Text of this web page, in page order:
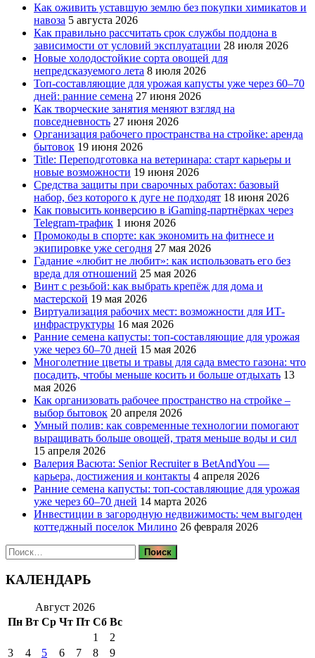
Как оживить уставшую землю без покупки химикатов и
навоза 5 августа 2026
Как правильно рассчитать срок службы поддона в
зависимости от условий эксплуатации 28 июля 2026
Новые холодостойкие сорта овощей для
непредсказуемого лета 8 июля 2026
Топ-составляющие для урожая капусты уже через 60–70
дней: ранние семена 27 июня 2026
Как творческие занятия меняют взгляд на
повседневность 27 июня 2026
Организация рабочего пространства на стройке: аренда
бытовок 19 июня 2026
Title: Переподготовка на ветеринара: старт карьеры и
новые возможности 19 июня 2026
Средства защиты при сварочных работах: базовый
набор, без которого к дуге не подходят 18 июня 2026
Как повысить конверсию в iGaming-партнёрках через
Telegram-трафик 1 июня 2026
Промокоды в спорте: как экономить на фитнесе и
экипировке уже сегодня 27 мая 2026
Гадание «любит не любит»: как использовать его без
вреда для отношений 25 мая 2026
Винт с резьбой: как выбрать крепёж для дома и
мастерской 19 мая 2026
Виртуализация рабочих мест: возможности для ИТ-
инфраструктуры 16 мая 2026
Ранние семена капусты: топ‑составляющие для урожая
уже через 60–70 дней 15 мая 2026
Многолетние цветы и травы для сада вместо газона: что
посадить, чтобы меньше косить и больше отдыхать 13
мая 2026
Как организовать рабочее пространство на стройке –
выбор бытовок 20 апреля 2026
Умный полив: как современные технологии помогают
выращивать больше овощей, тратя меньше воды и сил
15 апреля 2026
Валерия Васюта: Senior Recruiter в BetAndYou —
карьера, достижения и контакты 4 апреля 2026
Ранние семена капусты: топ‑составляющие для урожая
уже через 60–70 дней 14 марта 2026
Инвестиции в загородную недвижимость: чем выгоден
коттеджный поселок Милино 26 февраля 2026
Найти:
КАЛЕНДАРЬ
Август 2026
Пн Вт Ср Чт Пт Сб Вс
1
2
3
4 5 6 7 8 9